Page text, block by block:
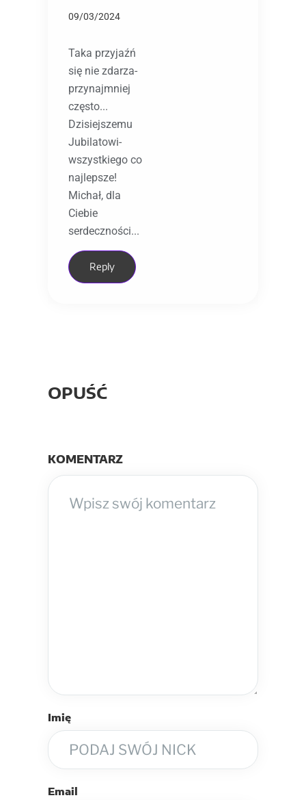
09/03/2024
Taka przyjaźń
się nie zdarza-
przynajmniej
często...
Dzisiejszemu
Jubilatowi-
wszystkiego co
najlepsze!
Michał, dla
Ciebie
serdeczności...
Reply
OPUŚĆ
KOMENTARZ
Imię
Email